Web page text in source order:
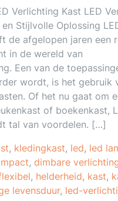
Verlichting Kast LED
Stijlvolle Oplossing
de afgelopen jaren een
in de wereld van
Een van de
wordt, is het gebruik
Of het nu gaat om
of boekenkast,
tal van voordelen. […]
, kledingkast, led, led
, dimbare
, helderheid, kast,
levensduur, led-